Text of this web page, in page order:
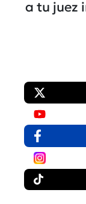
a tu juez